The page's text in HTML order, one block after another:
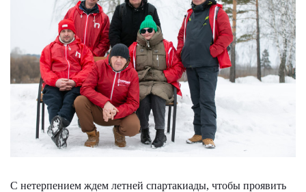
С нетерпением ждем летней спартакиады, чтобы проявить